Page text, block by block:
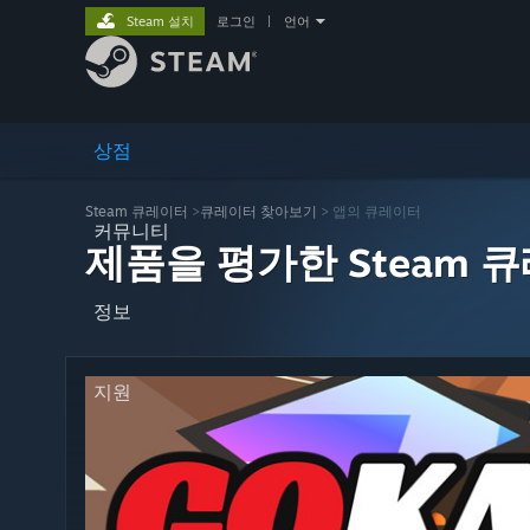
상점
커뮤니티
정보
지원
Steam 설치 로그인 언어
Steam 큐레이터 >큐레이터 찾아보기 > 앱의 큐레이터
제품을 평가한 Steam